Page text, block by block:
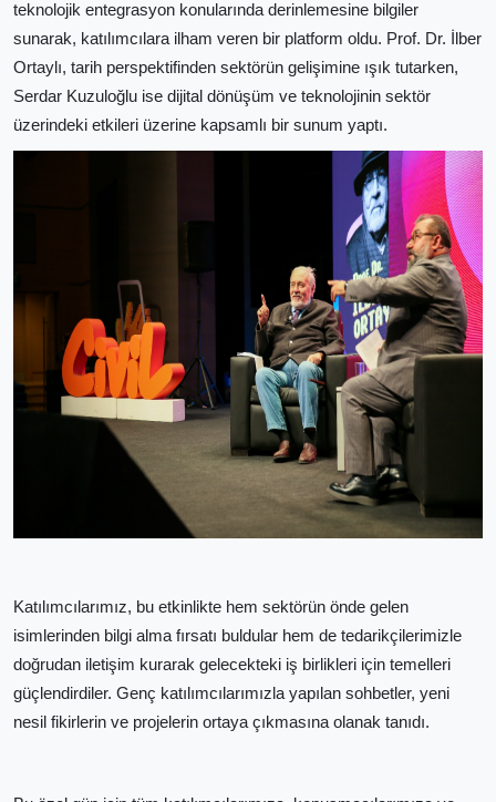
teknolojik entegrasyon konularında derinlemesine bilgiler
sunarak, katılımcılara ilham veren bir platform oldu. Prof. Dr. İlber
Ortaylı, tarih perspektifinden sektörün gelişimine ışık tutarken,
Serdar Kuzuloğlu ise dijital dönüşüm ve teknolojinin sektör
üzerindeki etkileri üzerine kapsamlı bir sunum yaptı.
Katılımcılarımız, bu etkinlikte hem sektörün önde gelen
isimlerinden bilgi alma fırsatı buldular hem de tedarikçilerimizle
doğrudan iletişim kurarak gelecekteki iş birlikleri için temelleri
güçlendirdiler. Genç katılımcılarımızla yapılan sohbetler, yeni
nesil fikirlerin ve projelerin ortaya çıkmasına olanak tanıdı.